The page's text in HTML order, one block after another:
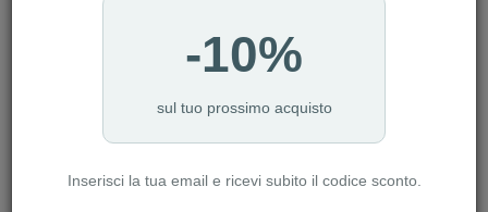
-10%
sul tuo prossimo acquisto
Inserisci la tua email e ricevi subito il codice sconto.